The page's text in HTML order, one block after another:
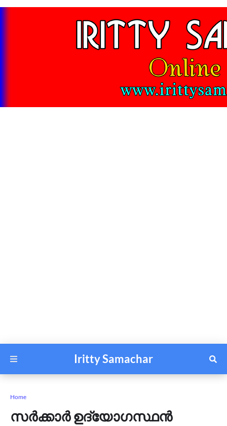
Iritty Samachar
Home
സർക്കാർ ഉദ്യോഗസ്ഥൻ